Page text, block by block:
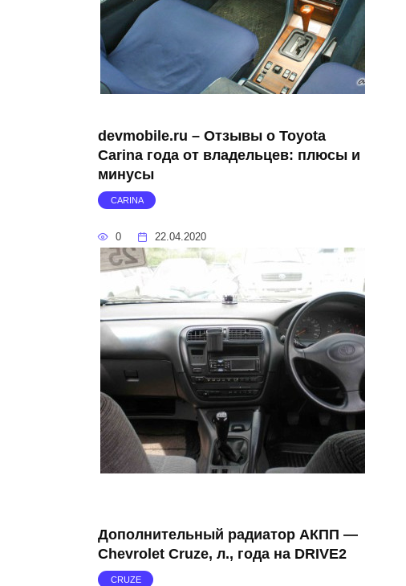
devmobile.ru – Отзывы о Toyota
Carina года от владельцев: плюсы и
минусы
CARINA
0 22.04.2020
Дополнительный радиатор АКПП —
Chevrolet Cruze, л., года на DRIVE2
CRUZE